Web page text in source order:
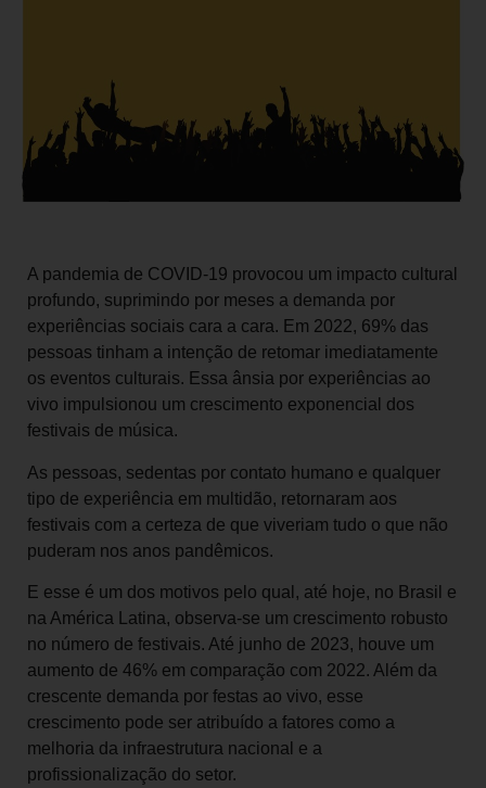
A pandemia de COVID-19 provocou um impacto cultural
profundo, suprimindo por meses a demanda por
experiências sociais cara a cara. Em 2022, 69% das
pessoas tinham a intenção de retomar imediatamente
os eventos culturais. Essa ânsia por experiências ao
vivo impulsionou um crescimento exponencial dos
festivais de música.
As pessoas, sedentas por contato humano e qualquer
tipo de experiência em multidão, retornaram aos
festivais com a certeza de que viveriam tudo o que não
puderam nos anos pandêmicos.
E esse é um dos motivos pelo qual, até hoje, no Brasil e
na América Latina, observa-se um crescimento robusto
no número de festivais. Até junho de 2023, houve um
aumento de 46% em comparação com 2022. Além da
crescente demanda por festas ao vivo, esse
crescimento pode ser atribuído a fatores como a
melhoria da infraestrutura nacional e a
profissionalização do setor.